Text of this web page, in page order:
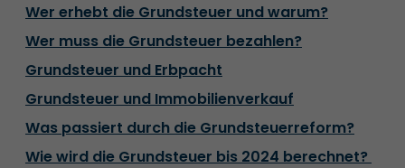
Wer erhebt die Grundsteuer und warum?
Wer muss die Grundsteuer bezahlen?
Grundsteuer und Erbpacht
Grundsteuer und Immobilienverkauf
Was passiert durch die Grundsteuerreform?
Wie wird die Grundsteuer bis 2024 berechnet?